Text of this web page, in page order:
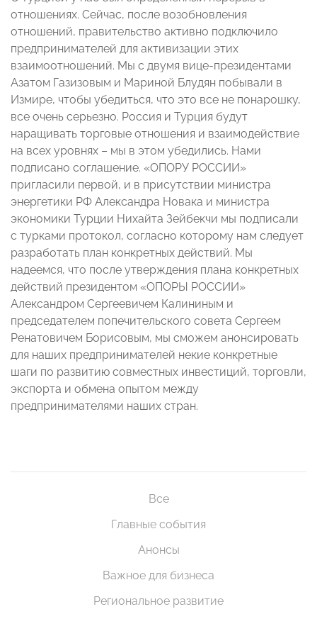
отношениях. Сейчас, после возобновления
отношений, правительство активно подключило
предпринимателей для активизации этих
взаимоотношений. Мы с двумя вице-президентами
Азатом Газизовым и Мариной Блудян побывали в
Измире, чтобы убедиться, что это все не понарошку,
все очень серьезно. Россия и Турция будут
наращивать торговые отношения и взаимодействие
на всех уровнях – мы в этом убедились. Нами
подписано соглашение. «ОПОРУ РОССИИ»
пригласили первой, и в присутствии министра
энергетики РФ Александра Новака и министра
экономики Турции Нихайта Зейбекчи мы подписали
с турками протокол, согласно которому нам следует
разработать план конкретных действий. Мы
надеемся, что после утверждения плана конкретных
действий президентом «ОПОРЫ РОССИИ»
Александром Сергеевичем Калининым и
председателем попечительского совета Сергеем
Ренатовичем Борисовым, мы сможем анонсировать
для наших предпринимателей некие конкретные
шаги по развитию совместных инвестиций, торговли,
экспорта и обмена опытом между
предпринимателями наших стран.
Все
Главные события
Анонсы
Важное для бизнеса
Региональное развитие